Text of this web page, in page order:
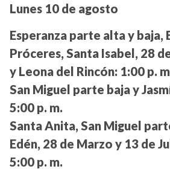
Lunes 10 de agosto
Esperanza parte alta y baja,
Próceres, Santa Isabel, 28
y Leona del Rincón: 1:00 p.
San Miguel parte baja y
5:00 p. m.
Santa Anita, San Miguel
Edén, 28 de Marzo y 13 de
5:00 p. m.